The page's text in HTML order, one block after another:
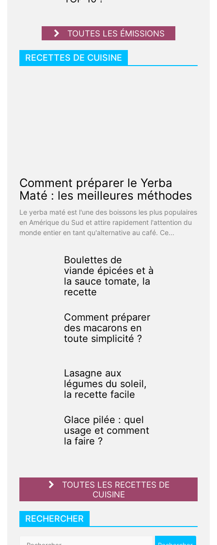
TOUTES LES ÉMISSIONS
RECETTES DE CUISINE
Comment préparer le Yerba
Maté : les meilleures méthodes
Le yerba maté est l'une des boissons les plus populaires
en Amérique du Sud et attire rapidement l'attention du
monde entier en tant qu'alternative au café. Ce...
Boulettes de
viande épicées et à
la sauce tomate, la
recette
Comment préparer
des macarons en
toute simplicité ?
Lasagne aux
légumes du soleil,
la recette facile
Glace pilée : quel
usage et comment
la faire ?
TOUTES LES RECETTES DE
CUISINE
RECHERCHER